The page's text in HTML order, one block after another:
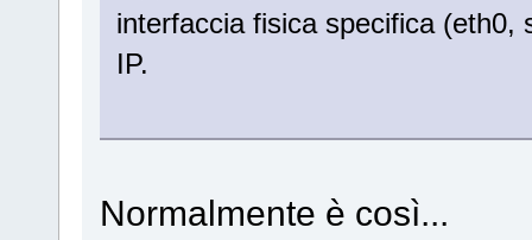
interfaccia fisica specifica (eth0,
IP.
Normalmente è così...